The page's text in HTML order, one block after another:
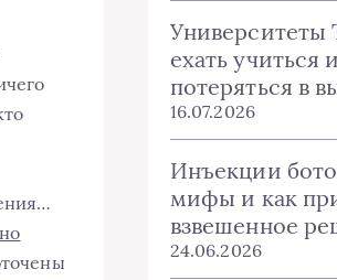
Университеты
ехать учиться
потеряться в
16.07.2026
Инъекции
мифы и как
взвешенное
24.06.2026